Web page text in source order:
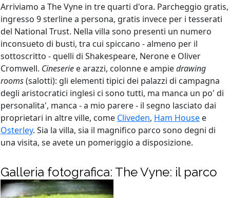
Arriviamo a The Vyne in tre quarti d'ora. Parcheggio gratis,
ingresso 9 sterline a persona, gratis invece per i tesserati
del National Trust. Nella villa sono presenti un numero
inconsueto di busti, tra cui spiccano - almeno per il
sottoscritto - quelli di Shakespeare, Nerone e Oliver
Cromwell. Cineserie e arazzi, colonne e ampiedrawing
rooms(salotti): gli elementi tipici dei palazzi di campagna
degli aristocratici inglesi ci sono tutti, ma manca un po' di
personalita', manca - a mio parere - il segno lasciato dai
proprietari in altre ville, come Cliveden, Ham House e
Osterley. Sia la villa, sia il magnifico parco sono degni di
una visita, se avete un pomeriggio a disposizione.
Galleria fotografica: The Vyne: il parco